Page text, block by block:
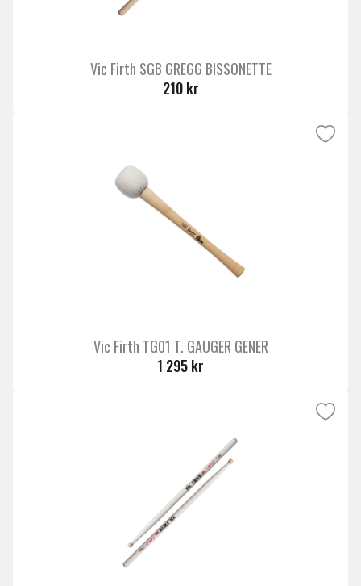
Vic Firth SGB GREGG BISSONETTE
210 kr
Vic Firth TG01 T. GAUGER GENER
1 295 kr